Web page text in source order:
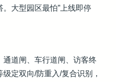
大型园区最怕”上线即停
通道闸、车行道闸、访客终
定双向/防重入/复合识别，